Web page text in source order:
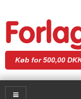
Køb for 500,00